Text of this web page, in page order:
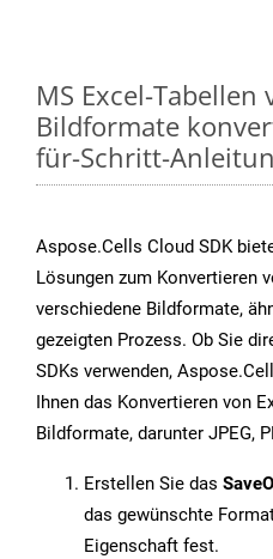
MS Excel-Tabellen
Bildformate
für-Schritt-
Aspose.Cells Cloud SDK
Lösungen zum Konvertieren
verschiedene Bildformate,
gezeigten Prozess. Ob Sie
SDKs verwenden,
Ihnen das Konvertieren von
Bildformate, darunter JPEG,
Erstellen Sie das
das gewünschte
Eigenschaft fest.